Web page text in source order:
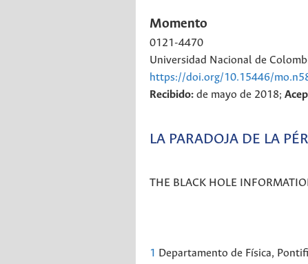
Momento
0121-4470
Universidad Nacional de
https://doi.org/10.15446/
Recibido: de mayo de 2018;
LA PARADOJA DE LA
THE BLACK HOLE
1 Departamento de Física,